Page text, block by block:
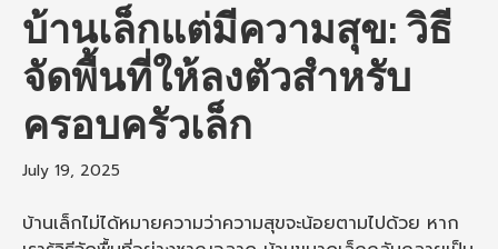
บ้านเล็กแต่มีความสุข: วิธี
จัดพื้นที่ให้ลงตัวสำหรับ
ครอบครัวเล็ก
July 19, 2025
บ้านเล็กไม่ได้หมายความว่าความสุขจะน้อยตามไปด้วย หาก